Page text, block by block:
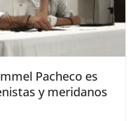
Pacheco es
y meridanos